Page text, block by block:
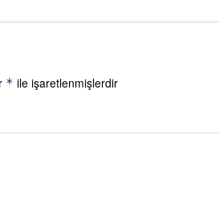
* ile işaretlenmişlerdir